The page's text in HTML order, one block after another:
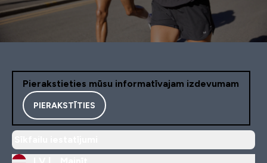
Pierakstieties mūsu informatīvajam izdevumam
PIERAKSTĪTIES